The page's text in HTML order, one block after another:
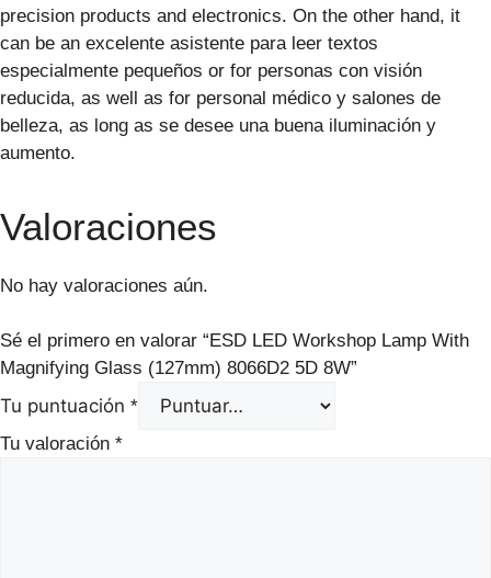
precision products and electronics. On the other hand, it
can be an excelente asistente para leer textos
especialmente pequeños or for personas con visión
reducida, as well as for personal médico y salones de
belleza, as long as se desee una buena iluminación y
aumento.
Valoraciones
No hay valoraciones aún.
Sé el primero en valorar “ESD LED Workshop Lamp With
Magnifying Glass (127mm) 8066D2 5D 8W”
Tu puntuación *
Tu valoración *